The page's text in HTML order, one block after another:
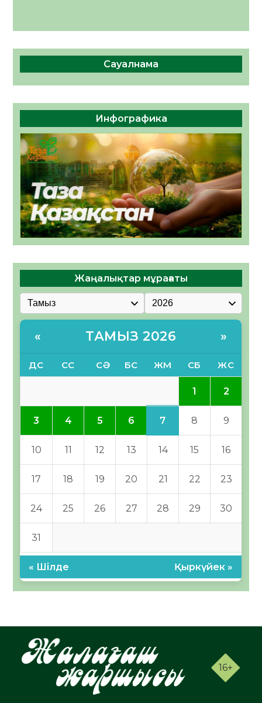
Сауалнама
Инфографика
Жаңалықтар мұрағаты
« ТАМЫЗ 2026 »
ДС СС СӘ БС ЖМ СБ ЖС
1 2
3 4 5 6 7 8 9
10 11 12 13 14 15 16
17 18 19 20 21 22 23
24 25 26 27 28 29 30
31
« Шілде Қыркүйек »
16+